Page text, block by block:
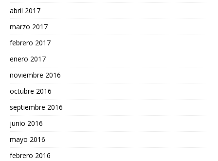
abril 2017
marzo 2017
febrero 2017
enero 2017
noviembre 2016
octubre 2016
septiembre 2016
junio 2016
mayo 2016
febrero 2016